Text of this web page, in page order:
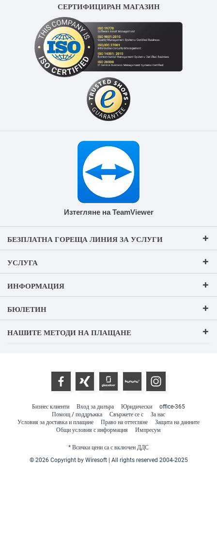
СЕРТИФИЦИРАН МАГАЗИН
Изтегляне на TeamViewer
БЕЗПЛАТНА ГОРЕЩА ЛИНИЯ ЗА УСЛУГИ
УСЛУГА
ИНФОРМАЦИЯ
БЮЛЕТИН
НАШИТЕ МЕТОДИ НА ПЛАЩАНЕ
Бизнес клиенти Вход за дилъра Юридически
office-365
Помощ / поддръжка
Свържете се с
За нас
Условия за доставка и плащане
Право на оттегляне
Защита на данните
Общи условия с информация
Импресум
* Всички цени са с включен ДДС
© 2026 Copyright by Wiresoft | All rights reserved 2004-2025